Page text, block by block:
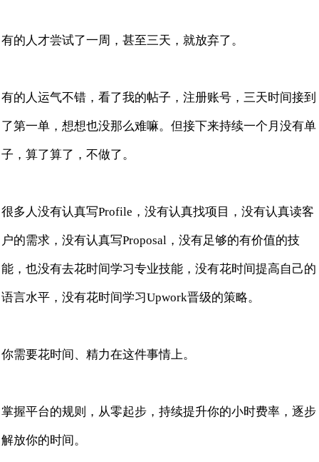
有的人才尝试了一周，甚至三天，就放弃了。
有的人运气不错，看了我的帖子，注册账号，三天时间接到
了第一单，想想也没那么难嘛。但接下来持续一个月没有单
子，算了算了，不做了。
很多人没有认真写Profile，没有认真找项目，没有认真读客
户的需求，没有认真写Proposal，没有足够的有价值的技
能，也没有去花时间学习专业技能，没有花时间提高自己的
语言水平，没有花时间学习Upwork晋级的策略。
你需要花时间、精力在这件事情上。
掌握平台的规则，从零起步，持续提升你的小时费率，逐步
解放你的时间。